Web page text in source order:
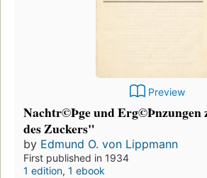
Preview
Nachtr©Þge und Erg©Þnzungen
des Zuckers"
by Edmund O. von Lippmann
First published in 1934
1 edition, 1 ebook